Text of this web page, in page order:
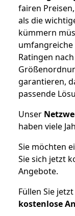
fairen
als die
kümmern
Ratingen
garantieren,
passende
Unser
haben viele
Sie möchten
Sie sich jetzt
Angebote.
Füllen Sie
kostenlose